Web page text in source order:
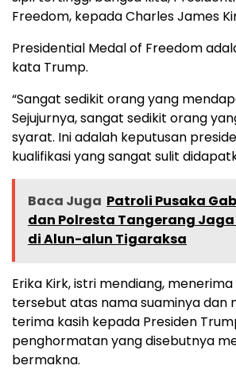
Freedom, kepada Charles James
Presidential Medal of Freedom
kata Trump.
“Sangat sedikit orang yang
Sejujurnya, sangat sedikit orang
syarat. Ini adalah keputusan
kualifikasi yang sangat sulit
Baca Juga Patroli Pusaka
dan Polresta Tangerang
di Alun-alun Tigaraksa
Erika Kirk, istri mendiang,
tersebut atas nama suaminya dan
terima kasih kepada Presiden
penghormatan yang disebutnya
bermakna.